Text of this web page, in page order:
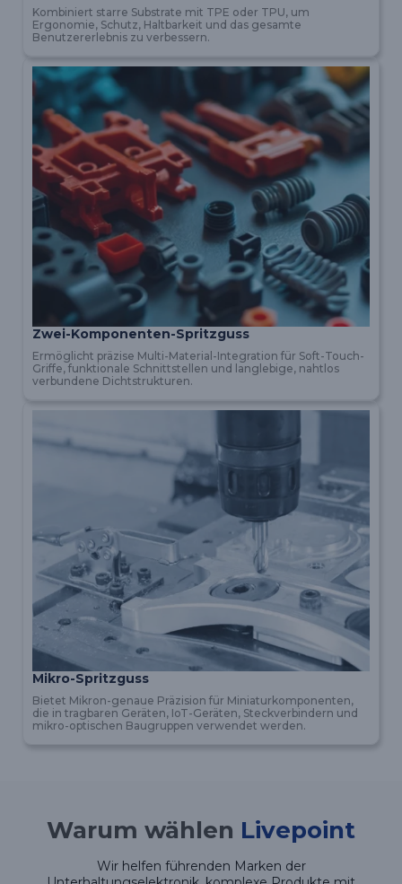
Kombiniert starre Substrate mit TPE oder TPU, um
Ergonomie, Schutz, Haltbarkeit und das gesamte
Benutzererlebnis zu verbessern.
Zwei-Komponenten-Spritzguss
Ermöglicht präzise Multi-Material-Integration für Soft-Touch-
Griffe, funktionale Schnittstellen und langlebige, nahtlos
verbundene Dichtstrukturen.
Mikro-Spritzguss
Bietet Mikron-genaue Präzision für Miniaturkomponenten,
die in tragbaren Geräten, IoT-Geräten, Steckverbindern und
mikro-optischen Baugruppen verwendet werden.
Warum wählen Livepoint
Wir helfen führenden Marken der